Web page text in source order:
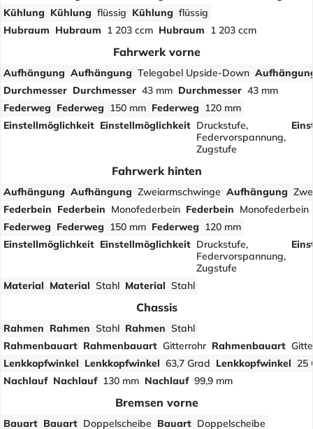
Kühlung Kühlung flüssig Kühlung flüssig
Hubraum Hubraum 1 203 ccm Hubraum 1 203 ccm
Fahrwerk vorne
Aufhängung Aufhängung Telegabel Upside-Down
Durchmesser Durchmesser 43 mm Durchmesser 43 mm
Federweg Federweg 150 mm Federweg
120 mm
Einstellmöglichkeit Einstellmöglichkeit Druckstufe,
Federvorspannung,
Zugstufe
Fahrwerk hinten
Aufhängung Aufhängung Zweiarmschwinge Aufhängung
Federbein Federbein Monofederbein Federbein Monofederbein
Federweg Federweg 150 mm Federweg
120 mm
Einstellmöglichkeit Einstellmöglichkeit Druckstufe,
Federvorspannung,
Zugstufe
Material Material Stahl Material Stahl
Chassis
Rahmen Rahmen Stahl Rahmen Stahl
Rahmenbauart Rahmenbauart Gitterrohr Rahmenbauart
Lenkkopfwinkel Lenkkopfwinkel 63,7 Grad Lenkkopfwinkel 25
Nachlauf Nachlauf 130 mm Nachlauf 99,9 mm
Bremsen vorne
Bauart Bauart Doppelscheibe Bauart Doppelscheibe